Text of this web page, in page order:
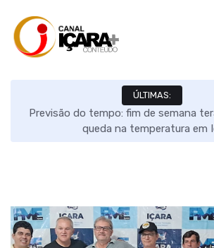
ÚLTIMAS:
Previsão do tempo: fim de semana
queda na temperatura em